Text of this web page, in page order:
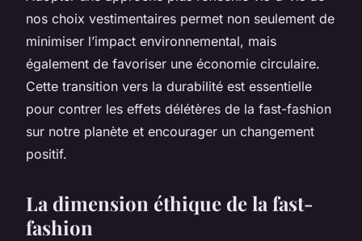
nos choix vestimentaires permet non seulement de
minimiser l’impact environnemental, mais
également de favoriser une économie circulaire.
Cette transition vers la durabilité est essentielle
pour contrer les effets délétères de la fast-fashion
sur notre planète et encourager un changement
positif.
La dimension éthique de la fast-
fashion